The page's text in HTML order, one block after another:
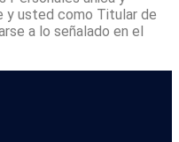
y usted como Titular de
a lo señalado en el